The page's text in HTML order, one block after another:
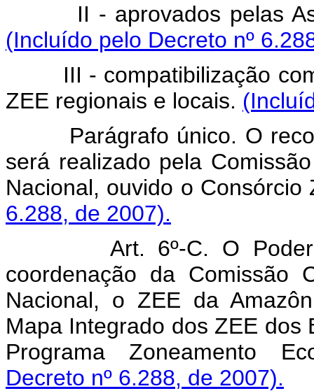
II - aprovados pelas
(Incluído pelo Decreto nº
III - compatibilização com
ZEE regionais e locais.
Parágrafo único. O
será realizado pela
Nacional, ouvido o
6.288, de 2007).
Art. 6º-C. O
coordenação da Comissão
Nacional, o ZEE da
Mapa Integrado dos ZEE dos
Programa Zoneamento
Decreto nº 6.288, de 2007).